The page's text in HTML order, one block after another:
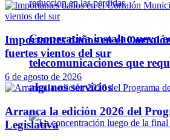
Cooperativa instala nuevo
telecomunicaciones que
algunos servicios
Importantes daños en el
fuertes vientos del sur
6 de agosto de 2026
Arranca la edición 2026 del
Legislativa